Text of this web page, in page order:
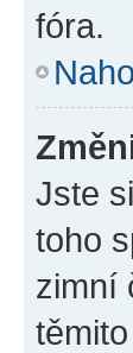
fóra.
Jste
toho
zimní